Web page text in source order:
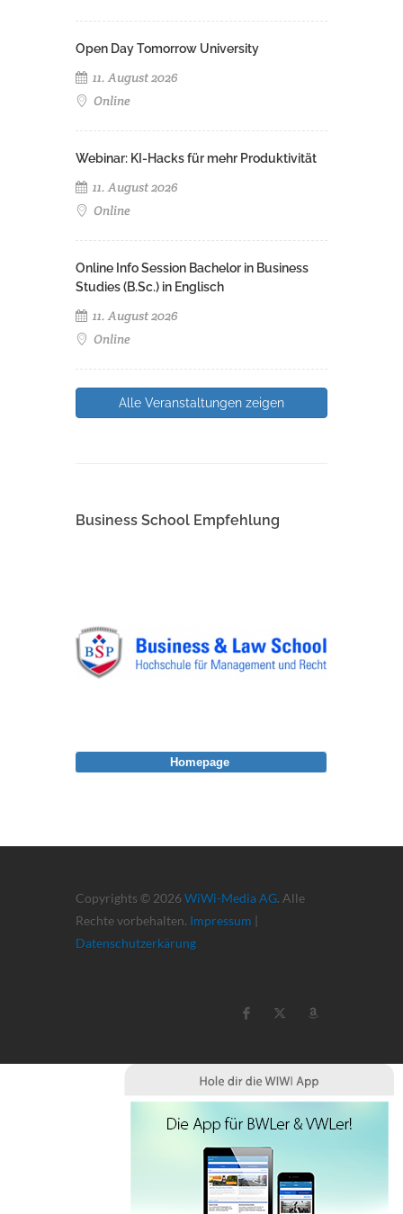
Open Day Tomorrow University
11. August 2026
Online
Webinar: KI-Hacks für mehr Produktivität
11. August 2026
Online
Online Info Session Bachelor in Business
Studies (B.Sc.) in Englisch
11. August 2026
Online
Alle Veranstaltungen zeigen
Business School Empfehlung
Copyrights © 2026 WiWi-Media AG. Alle
Rechte vorbehalten. Impressum |
Datenschutzerkärung
Homepage